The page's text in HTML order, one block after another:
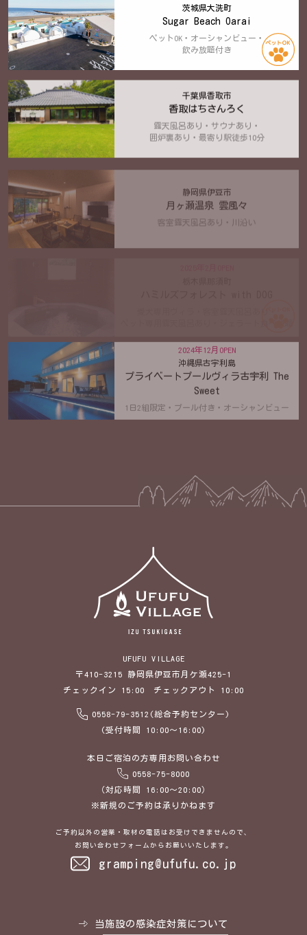
茨城県大洗町
Sugar Beach Oarai
ペットOK・オーシャンビュー・
飲み放題付き
千葉県香取市
香取はちさんろく
露天風呂あり・サウナあり・
囲炉裏あり・最寄り駅徒歩10分
月ヶ瀬温泉 雲風々
2024年12月OPEN
沖縄県古宇利島
プライベートプールヴィラ古宇利 The
Sweet
1日2組限定・プール付き・オーシャンビュー
UFUFU VILLAGE
〒410-3215 静岡県伊豆市月ケ瀬425-1
チェックイン 15:00 チェックアウト 10:00
0558-79-3512(総合予約センター)
(受付時間 10:00～16:00)
本日ご宿泊の方専用お問い合わせ
0558-75-8000
（対応時間 16:00～20:00）
※新規のご予約は承りかねます
ご予約以外の営業・取材の電話はお受けできませんので、
お問い合わせフォームからお願いいたします。
gramping@ufufu.co.jp
当施設の感染症対策について